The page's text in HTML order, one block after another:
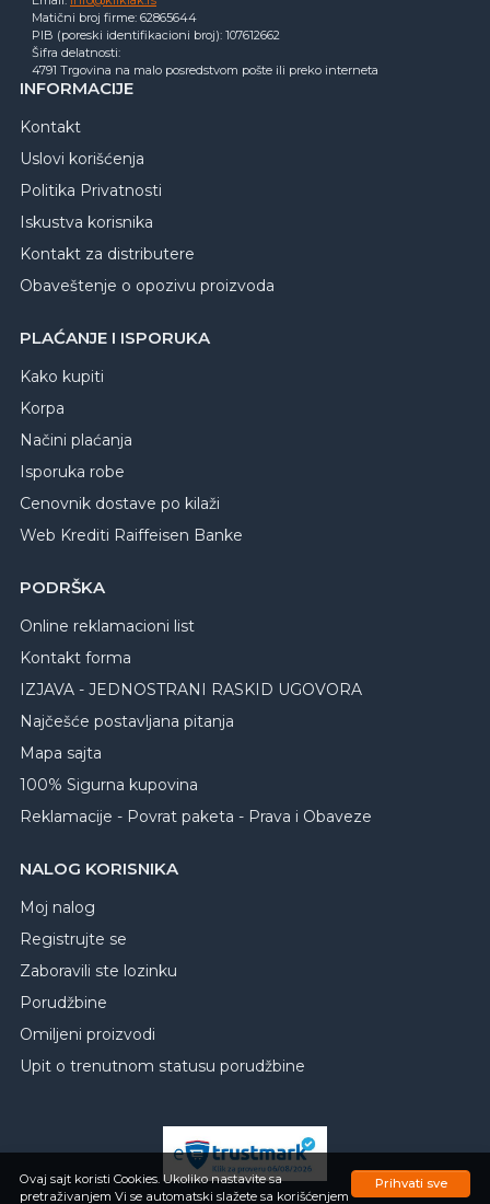
Ovaj sajt koristi Cookies. Ukoliko nastavite sa
pretraživanjem Vi se automatski slažete sa korišćenjem
Prihvati sve
Matični broj firme: 62865644
PIB (poreski identifikacioni broj): 107612662
Šifra delatnosti:
4791 Trgovina na malo posredstvom pošte ili preko interneta
INFORMACIJE
Kontakt
Uslovi korišćenja
Politika Privatnosti
Iskustva korisnika
Kontakt za distributere
Obaveštenje o opozivu proizvoda
PLAĆANJE I ISPORUKA
Kako kupiti
Korpa
Načini plaćanja
Isporuka robe
Cenovnik dostave po kilaži
Web Krediti Raiffeisen Banke
PODRŠKA
Online reklamacioni list
Kontakt forma
IZJAVA - JEDNOSTRANI RASKID UGOVORA
Najčešće postavljana pitanja
Mapa sajta
100% Sigurna kupovina
Reklamacije - Povrat paketa - Prava i Obaveze
NALOG KORISNIKA
Moj nalog
Registrujte se
Zaboravili ste lozinku
Porudžbine
Omiljeni proizvodi
Upit o trenutnom statusu porudžbine